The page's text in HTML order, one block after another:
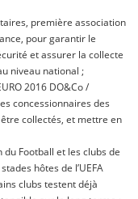
première association
pour garantir le
et assurer la collecte
niveau national ;
2016 DO&Co /
concessionnaires des
collectés, et mettre en
Football et les clubs de
hôtes de l’UEFA
clubs testent déjà